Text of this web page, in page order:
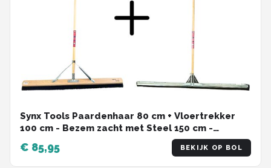
Synx Tools Paardenhaar 80 cm + Vloertrekker
100 cm - Bezem zacht met Steel 150 cm -
Trekker met steel 150cm - Waterkeerrand
€ 85,95 BEKIJK OP BOL